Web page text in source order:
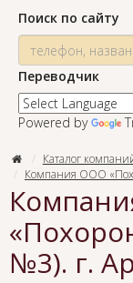
Поиск по сайту
Переводчик
Powered by
Каталог
Компания ООО
№3). г.